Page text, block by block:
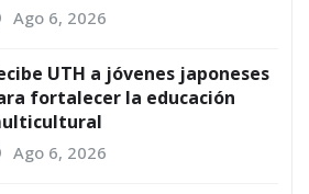
Ago 6, 2026
UTH a jóvenes japoneses
fortalecer la educación
Ago 6, 2026